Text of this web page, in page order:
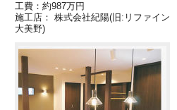
工費：約987万円
施工店： 株式会社紀陽(旧:リファイン
大美野)